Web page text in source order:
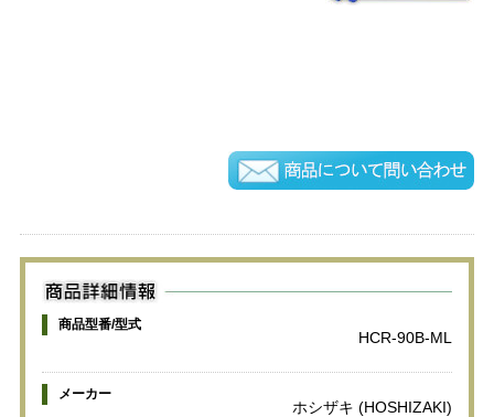
商品型番/型式
HCR-90B-ML
メーカー
ホシザキ (HOSHIZAKI)